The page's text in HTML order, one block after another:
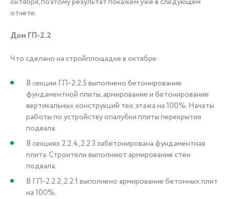
отчете.
Дом ГП-2.2
Что сделано на стройплощадке в октябре:
В секции ГП-2.2.5 выполнено бетонирование
фундаментной плиты, армирование и бетонирование
вертикальных конструкций тех.этажа на 100%. Начаты
работы по устройству опалубки плиты перекрытия
подвала.
В секциях 2.2.4, 2.2.3 забетонирована фундаментная
плита. Строители выполняют армирование стен
подвала.
В ГП-2.2.2, 2.2.1 выполнено армирование бетонных плит
на 100%.